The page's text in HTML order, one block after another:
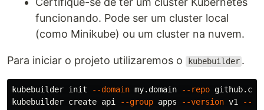
funcionando. Pode ser um cluster local
(como Minikube) ou um cluster na nuvem.
Para iniciar o projeto utilizaremos o kubebuilder .
kubebuilder init --domain my.domain --repo
kubebuilder create api
--group apps --version v1 --